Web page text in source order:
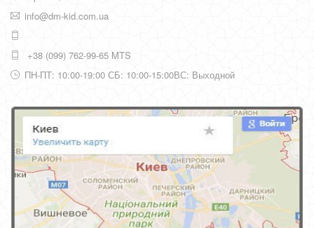
info@dm-kid.com.ua
+38 (099) 762-99-65 MTS
ПН-ПТ: 10:00-19:00 СБ: 10:00-15:00ВС: Выходной